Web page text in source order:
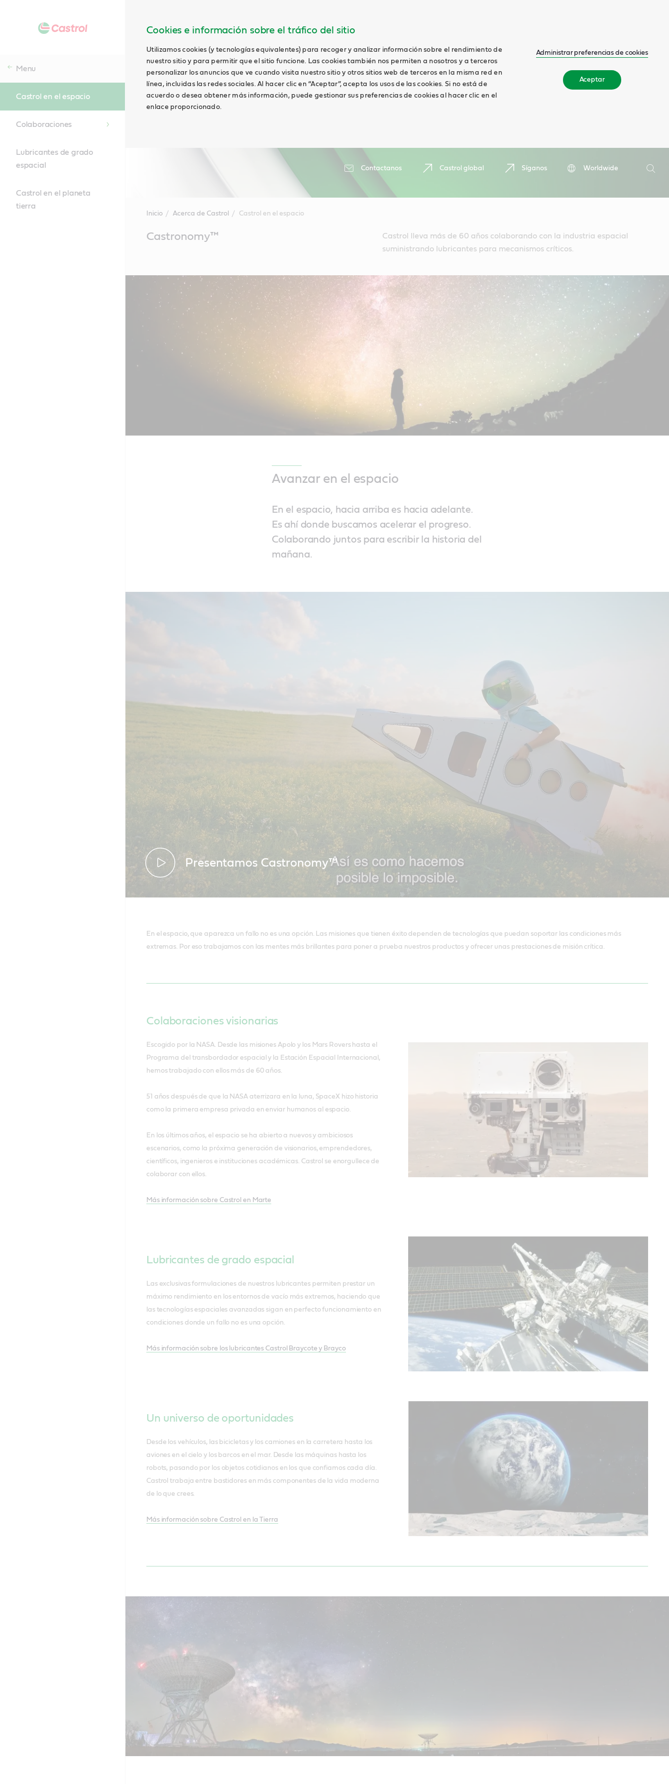
Cookies e información sobre el tráfico del sitio
Utilizamos cookies (y tecnologías equivalentes) para recoger y analizar información sobre el rendimiento de
nuestro sitio y para permitir que el sitio funcione. Las cookies también nos permiten a nosotros y a terceros
personalizar los anuncios que ve cuando visita nuestro sitio y otros sitios web de terceros en la misma red en
línea, incluidas las redes sociales. Al hacer clic en “Aceptar”, acepta los usos de las cookies. Si no está de
acuerdo o desea obtener más información, puede gestionar sus preferencias de cookies al hacer clic en el
enlace proporcionado.
Administrar preferencias de cookies
Aceptar
Contactanos Castrol global Síganos
Worldwide
Buscar
Menu
Castrol en el espacio
Colaboraciones
Lubricantes de grado
espacial
Castrol en el planeta
tierra
Inicio Acerca de Castrol Castrol en el espacio
ContentCastronomy™
Castrol lleva más de 60 años colaborando con la industria espacial
suministrando lubricantes para mecanismos críticos.
Avanzar en el espacio
En el espacio, hacia arriba es hacia adelante.
Es ahí donde buscamos acelerar el progreso.
Colaborando juntos para escribir la historia del
mañana.
Presentamos Castronomy™
espaciales para que el sector siga avanzando.
En el espacio, que aparezca un fallo no es una opción. Las misiones que tienen éxito dependen de tecnologías que puedan soportar las condiciones más
extremas. Por eso trabajamos con las mentes más brillantes para poner a prueba nuestros productos y ofrecer unas prestaciones de misión crítica.
Colaboraciones visionarias
Escogido por la NASA. Desde las misiones Apolo y los Mars Rovers hasta el
Programa del transbordador espacial y la Estación Espacial Internacional,
hemos trabajado con ellos más de 60 años.
51 años después de que la NASA aterrizara en la luna, SpaceX hizo historia
como la primera empresa privada en enviar humanos al espacio.
En los últimos años, el espacio se ha abierto a nuevos y ambiciosos
escenarios, como la próxima generación de visionarios, emprendedores,
científicos, ingenieros e instituciones académicas. Castrol se enorgullece de
colaborar con ellos.
Más información sobre Castrol en Marte
Lubricantes de grado espacial
Las exclusivas formulaciones de nuestros lubricantes permiten prestar un
máximo rendimiento en los entornos de vacío más extremos, haciendo que
las tecnologías espaciales avanzadas sigan en perfecto funcionamiento en
condiciones donde un fallo no es una opción.
Más información sobre los lubricantes Castrol Braycote y Brayco
Un universo de oportunidades
Desde los vehículos, las bicicletas y los camiones en la carretera hasta los
aviones en el cielo y los barcos en el mar. Desde las máquinas hasta los
robots, pasando por los objetos cotidianos en los que confiamos cada día.
Castrol trabaja entre bastidores en más componentes de la vida moderna
de lo que crees.
Más información sobre Castrol en la Tierra